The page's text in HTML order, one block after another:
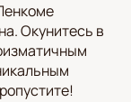
Окунитесь в